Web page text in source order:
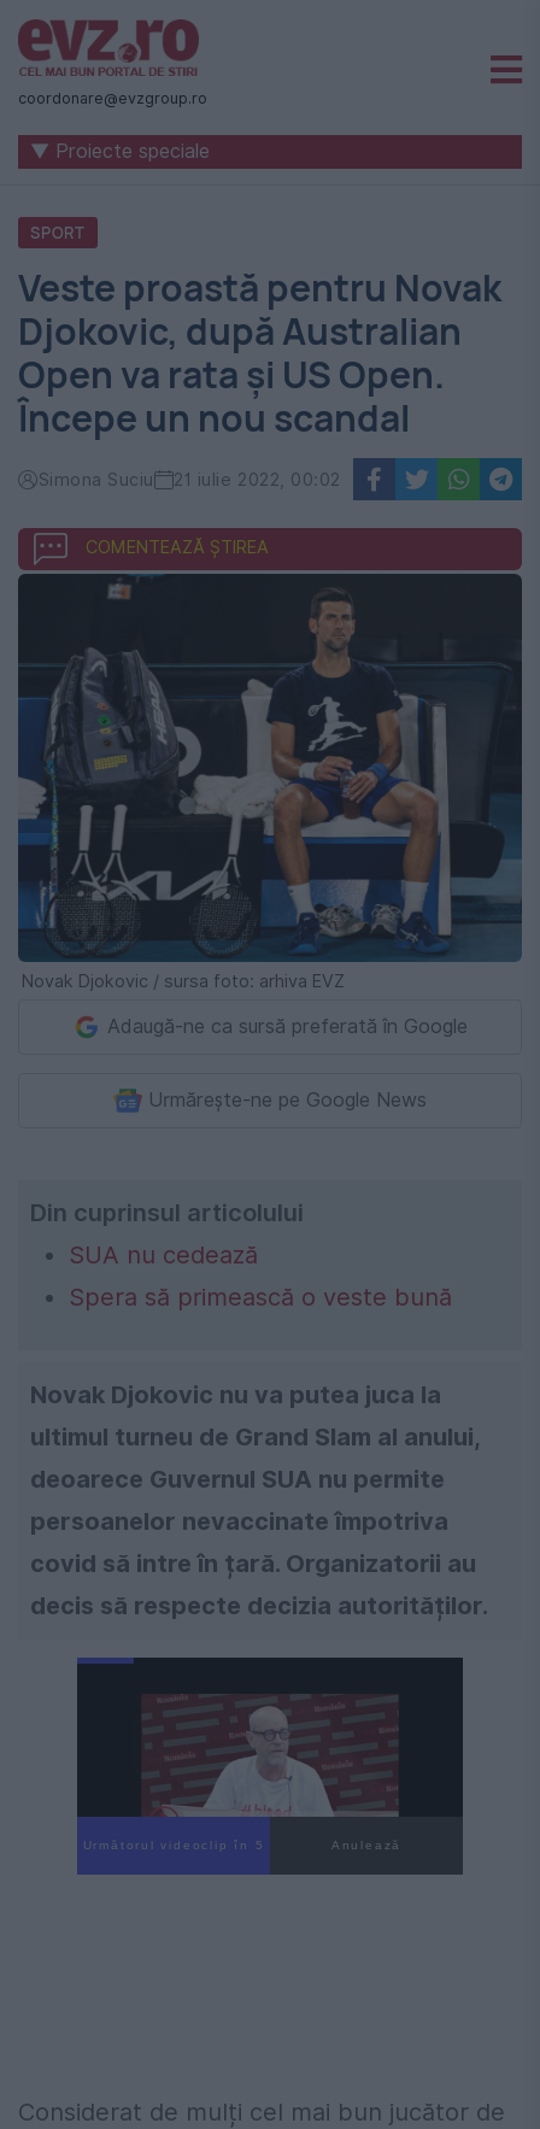
Știri
naționale
internaționale
România
-
Evenimentul
Zilei
coordonare@evzgroup.ro
▼ Proiecte speciale
SPORT
Veste proastă pentru Novak
Djokovic, după Australian
Open va rata și US Open.
Începe un nou scandal
Simona Suciu 21 iulie 2022, 00:02
COMENTEAZĂ ȘTIREA
Novak Djokovic / sursa foto: arhiva EVZ
Adaugă-ne ca sursă preferată în Google
Urmărește-ne pe Google News
Din cuprinsul articolului
SUA nu cedează
Spera să primească o veste bună
Novak Djokovic nu va putea juca la
ultimul turneu de Grand Slam al anului,
deoarece Guvernul SUA nu permite
persoanelor nevaccinate împotriva
covid să intre în țară. Organizatorii au
decis să respecte decizia autorităților.
Următorul videoclip în 4 Anulează
Considerat de mulți cel mai bun jucător de